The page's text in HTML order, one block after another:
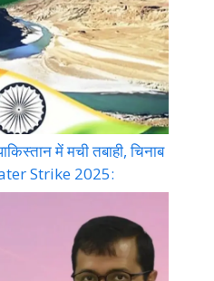
में मची तबाही, चिनाब
Strike 2025: